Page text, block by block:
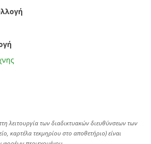
λειτουργία των διαδικτυακών διευθύνσεων των
καρτέλα τεκμηρίου στο αποθετήριο) είναι